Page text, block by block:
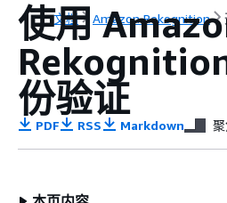
文档 Amazon Rekognition
使用
份验证
PDF RSS Markdown